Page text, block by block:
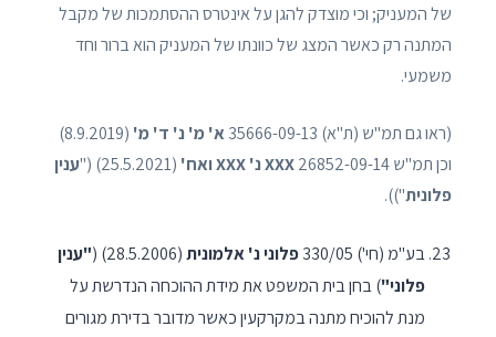
של המעניק; וכי מוצדק להגן על אינטרס ההסתמכות של מקבל
המתנה רק כאשר המצג של כוונתו של המעניק הוא ברור וחד
משמעי.
(ראו גם תמ"ש (ת"א) 35666-09-13‏ א' מ' נ' ד' מ'
‏ (8.9.2019)
וכן תמ"ש 26852-09-14
XXXנ' XXX ואח'
(25.5.2021) ("
ענין
פלונית")).
בע"מ (חי') 330/05 פלוני נ' אלמונית(28.5.2006) (
"ענין
פלוני") בחן בית המשפט את מידת ההוכחה הנדרשת על
מנת להוכיח מתנה במקרקעין כאשר מדובר בדירת מגורים